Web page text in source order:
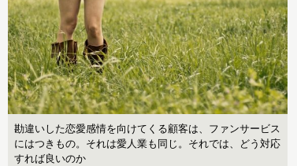
勘違いした恋愛感情を向けてくる顧客は、ファンサービス
にはつきもの。それは愛人業も同じ。それでは、どう対応
すれば良いのか